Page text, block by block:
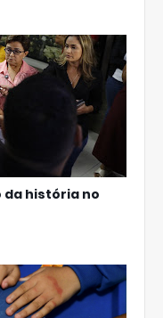
da história no